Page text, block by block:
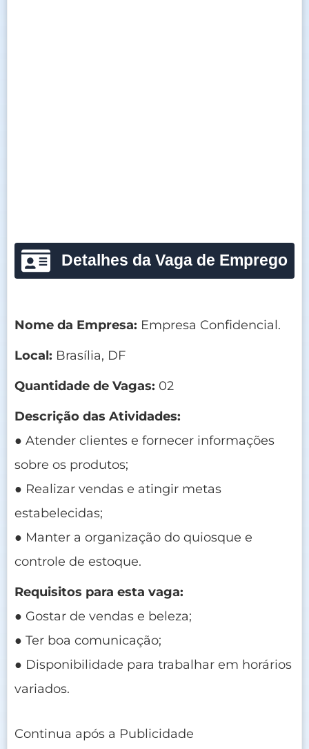
Detalhes da Vaga de Emprego
Nome da Empresa: Empresa Confidencial.
Local: Brasília, DF
Quantidade de Vagas: 02
Descrição das Atividades:
● Atender clientes e fornecer informações
sobre os produtos;
● Realizar vendas e atingir metas
estabelecidas;
● Manter a organização do quiosque e
controle de estoque.
Requisitos para esta vaga:
● Gostar de vendas e beleza;
● Ter boa comunicação;
● Disponibilidade para trabalhar em horários
variados.
Continua após a Publicidade